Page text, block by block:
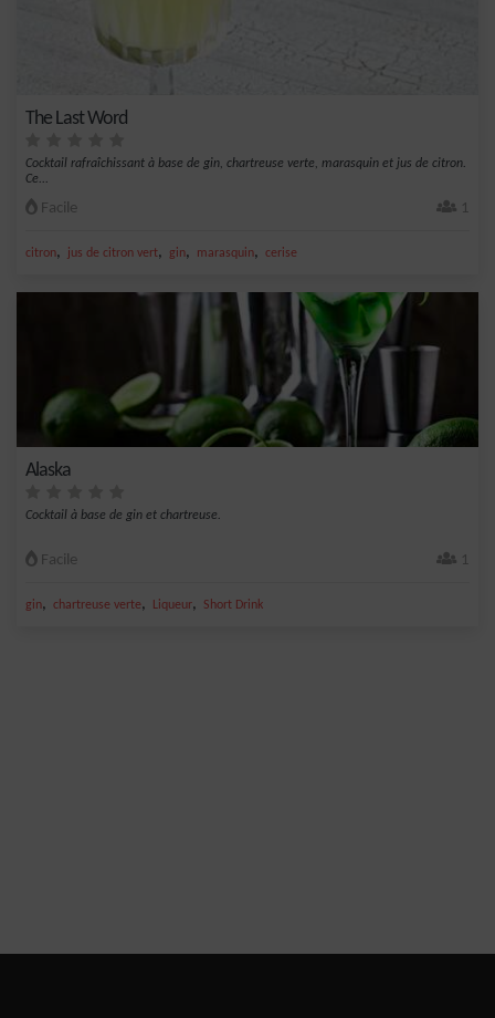
The Last Word
Cocktail rafraîchissant à base de gin, chartreuse verte, marasquin et jus de citron.
Ce...
Facile 1
citron, jus de citron vert, gin, marasquin, cerise
Alaska
Cocktail à base de gin et chartreuse.
Facile 1
gin, chartreuse verte, Liqueur, Short Drink